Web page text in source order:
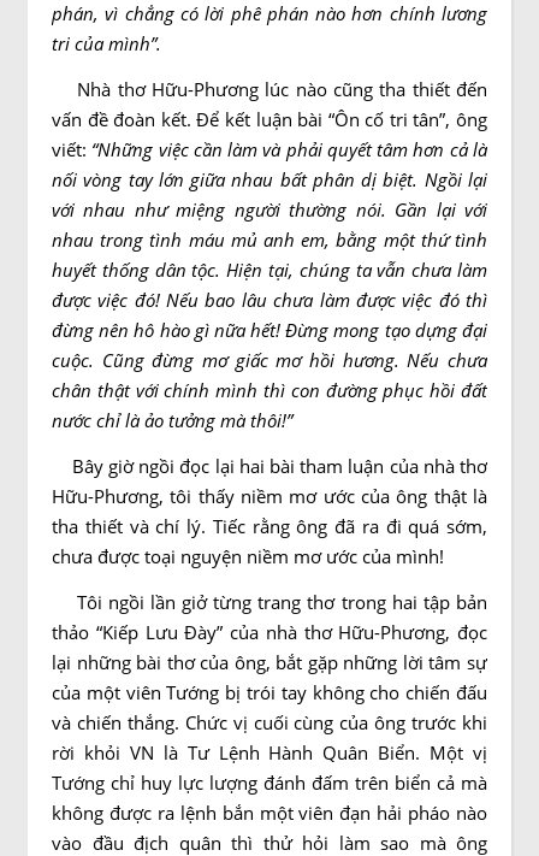
phán, vì chẳng có lời phê phán nào hơn chính lương
tri của mình”.
Nhà thơ Hữu-Phương lúc nào cũng tha thiết đến
vấn đề đoàn kết. Ðể kết luận bài “Ôn cố tri tân”, ông
viết: “Những việc cần làm và phải quyết tâm hơn cả là
nối vòng tay lớn giữa nhau bất phân dị biệt. Ngồi lại
với nhau như miệng người thường nói. Gần lại với
nhau trong tình máu mủ anh em, bằng một thứ tình
huyết thống dân tộc. Hiện tại, chúng ta vẫn chưa làm
được việc đó! Nếu bao lâu chưa làm được việc đó thì
đừng nên hô hào gì nữa hết! Ðừng mong tạo dựng đại
cuộc. Cũng đừng mơ giấc mơ hồi hương. Nếu chưa
chân thật với chính mình thì con đường phục hồi đất
nước chỉ là ảo tưởng mà thôi!”
Bây giờ ngồi đọc lại hai bài tham luận của nhà thơ
Hữu-Phương, tôi thấy niềm mơ ước của ông thật là
tha thiết và chí lý. Tiếc rằng ông đã ra đi quá sớm,
chưa được toại nguyện niềm mơ ước của mình!
Tôi ngồi lần giở từng trang thơ trong hai tập bản
thảo “Kiếp Lưu Ðày” của nhà thơ Hữu-Phương, đọc
lại những bài thơ của ông, bắt gặp những lời tâm sự
của một viên Tướng bị trói tay không cho chiến đấu
và chiến thắng. Chức vị cuối cùng của ông trước khi
rời khỏi VN là Tư Lệnh Hành Quân Biển. Một vị
Tướng chỉ huy lực lượng đánh đấm trên biển cả mà
không được ra lệnh bắn một viên đạn hải pháo nào
vào đầu địch quân thì thử hỏi làm sao mà ông